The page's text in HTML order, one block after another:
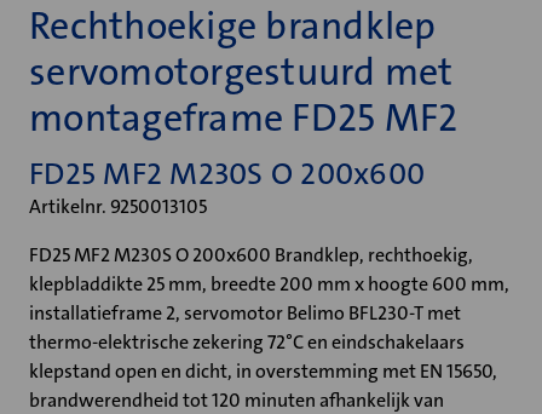
Rechthoekige brandklep
servomotorgestuurd met
montageframe FD25 MF2
FD25 MF2 M230S O 200x600
Artikelnr. 9250013105
FD25 MF2 M230S O 200x600 Brandklep, rechthoekig,
klepbladdikte 25 mm, breedte 200 mm x hoogte 600 mm,
installatieframe 2, servomotor Belimo BFL230-T met
thermo-elektrische zekering 72°C en eindschakelaars
klepstand open en dicht, in overstemming met EN 15650,
brandwerendheid tot 120 minuten afhankelijk van